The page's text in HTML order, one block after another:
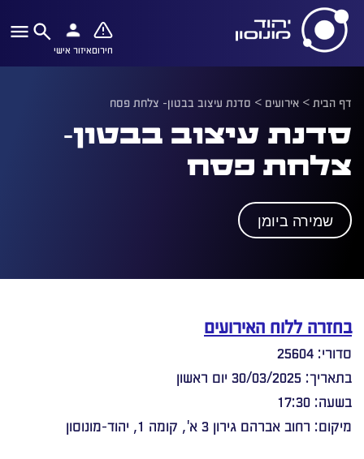
חירוםאיזור אישי
דף הבית> אירועים > סדנת עיצוב בבטון- צלחת פסח
סדנת עיצוב בבטון-
צלחת פסח
שמירה ביומן
בחזרה ללוח האירועים
סדורי: 25604
בתאריך: 30/03/2025 יום ראשון
בשעה: 17:30
מיקום: רחוב אברהם גירון 3 א', קומה 1, יהוד-מונוסון